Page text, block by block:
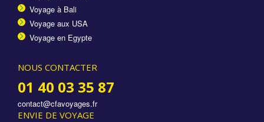
Voyage à Bali
Voyage aux USA
Voyage en Egypte
NOUS CONTACTER
01 40 03 35 87
contact@cfavoyages.fr
ENVIE DE VOYAGE